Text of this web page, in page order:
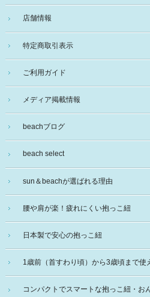
店舗情報
特定商取引表示
ご利用ガイド
メディア掲載情報
beachブログ
beach select
sun＆beachが選ばれる理由
腰や肩が楽！疲れにくい抱っこ紐
日本製で安心の抱っこ紐
1歳前（首すわり頃）から3歳頃まで使
コンパクトでスマートな抱っこ紐・お